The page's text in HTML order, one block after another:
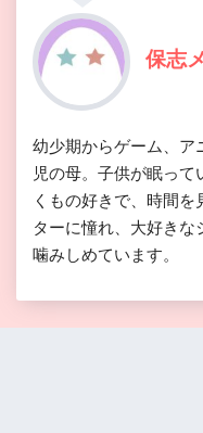
保志
幼少期からゲーム、ア
児の母。子供が眠っ
くもの好きで、時間
ターに憧れ、大好きな
噛みしめています。